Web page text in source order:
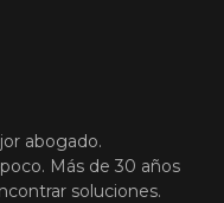
abogado.
Más de 30 años
soluciones.